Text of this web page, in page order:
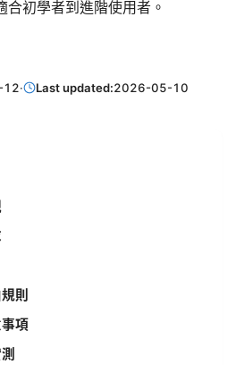
合初學者到進階使用者。
12· Last updated:2026-05-10
則
項